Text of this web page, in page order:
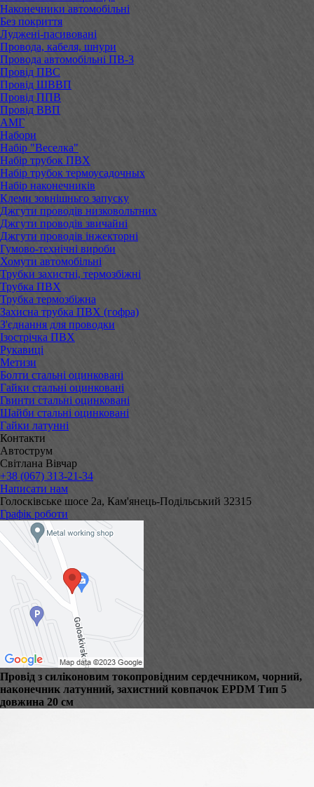
Наконечники автомобільні
Без покриття
Луджені-пасивовані
Провода, кабеля, шнури
Провода автомобільні ПВ-3
Провід ПВС
Провід ШВВП
Провід ППВ
Провід ВВП
АМГ
Набори
Набір "Веселка"
Набір трубок ПВХ
Набір трубок термоусадочных
Набір наконечників
Клеми зовнішньго запуску
Джгути проводів низковольтних
Джгути проводів звичайні
Джгути проводів інжекторні
Гумово-технічні вироби
Хомути автомобільні
Трубки захистні, термозбіжні
Трубка ПВХ
Трубка термозбіжна
Захисна трубка ПВХ (гофра)
З'єднання для проводки
Ізострічка ПВХ
Рукавиці
Метизи
Болти стальні оцинковані
Гайки стальні оцинковані
Гвинти стальні оцинковані
Шайби стальні оцинковані
Гайки латунні
Контакти
Автострум
Світлана Вівчар
+38 (067) 313-21-34
Написати нам
Голосківське шосе 2а, Кам'янець-Подільський 32315
Графік роботи
Провід з силіконовим токопровідним сердечником, чорний,
наконечник латунний, захистний ковпачок EPDM Тип 5
довжина 20 см